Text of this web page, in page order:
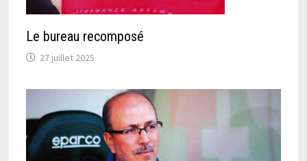
Le bureau recomposé
27 juillet 2025